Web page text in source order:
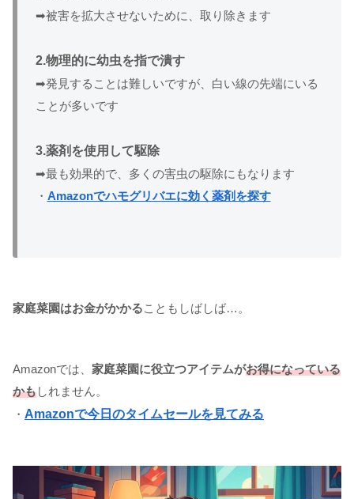
➡被害を拡大させないために、取り除きます
2.物理的に幼虫を指で潰す
➡発見することは難しいですが、白い線の先端にいる
ことが多いです
3.薬剤を使用して駆除
➡最も効果的で、多くの害虫の駆除にもなります
・ Amazonでハモグリバエに効く薬剤を探す
家庭菜園はお金がかかることもしばしば…。
Amazonでは、 家庭菜園に役立つアイテムがお得になっている
かもしれません。
・ Amazonで今日のタイムセールを見てみる